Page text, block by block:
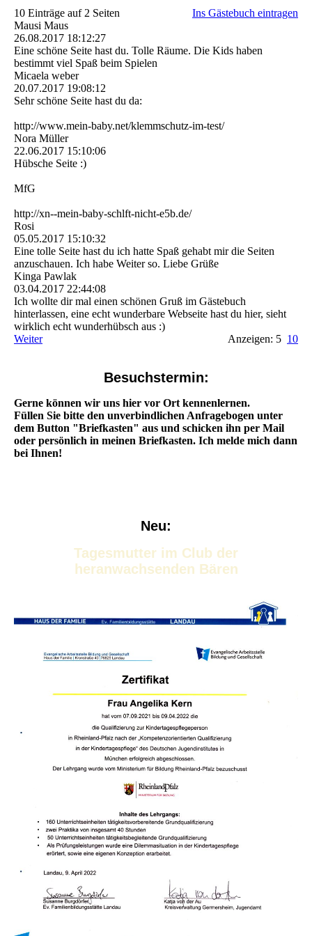
10 Einträge auf 2 Seiten
Ins Gästebuch eintragen
Mausi Maus
26.08.2017 18:12:27
Eine schöne Seite hast du. Tolle Räume. Die Kids haben
bestimmt viel Spaß beim Spielen
Micaela weber
20.07.2017 19:08:12
Sehr schöne Seite hast du da:
http:­//­www.­mein-­baby.­net/­klemmschutz-­im-­test/­
Nora Müller
22.06.2017 15:10:06
Hübsche Seite :)
MfG
http:­//­xn-­-mein-­baby-­schlft-­nicht-­e5b.­de/­
Rosi
05.05.2017 15:10:32
Eine tolle Seite hast du ich hatte Spaß gehabt mir die Seiten
anzuschauen. Ich habe Weiter so. Liebe Grüße
Kinga Pawlak
03.04.2017 22:44:08
Ich wollte dir mal einen schönen Gruß im Gästebuch
hinterlassen, eine echt wunderbare Webseite hast du hier, sieht
wirklich echt wunderhübsch aus :)
Weiter
Anzeigen: 5 10
Besuchstermin:
Gerne können wir uns hier vor Ort kennenlernen.
Füllen Sie bitte den unverbindlichen Anfragebogen unter
dem Button "Briefkasten" aus und schicken ihn per Mail
oder persönlich in meinen Briefkasten. Ich melde mich dann
bei Ihnen!
Neu:
Tagesmutter im Club der
heranwachsenden Bären